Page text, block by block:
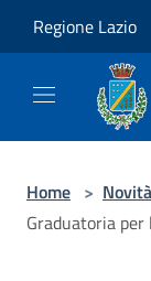
Regione Lazio
Home > Novità
Graduatoria per